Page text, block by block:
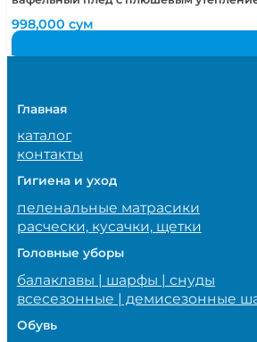
998,000сум
Главная
каталог
контакты
Гигиена и уход
пеленальные матрасики
расчески, кусачки, щетки
Головные уборы
балаклавы | шарфы | снуды
всесезонные | демисезонные
Обувь